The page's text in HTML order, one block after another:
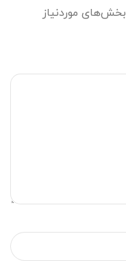
بخش‌های موردنیاز